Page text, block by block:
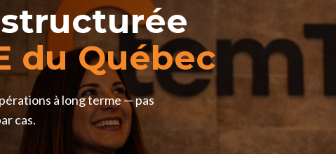
du Québec
à long terme — pas
cas.